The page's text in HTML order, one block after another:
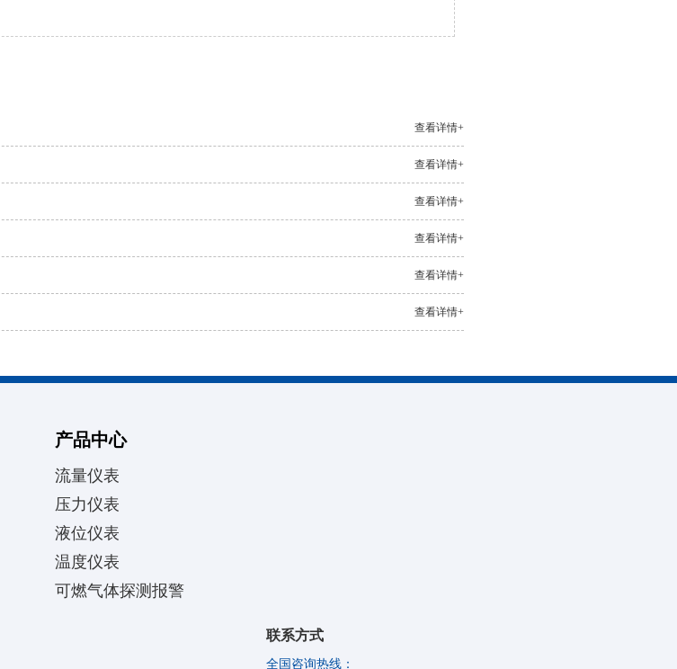
查看详情+
查看详情+
查看详情+
查看详情+
查看详情+
查看详情+
产品中心
流量仪表
压力仪表
液位仪表
温度仪表
可燃气体探测报警
联系方式
全国咨询热线：